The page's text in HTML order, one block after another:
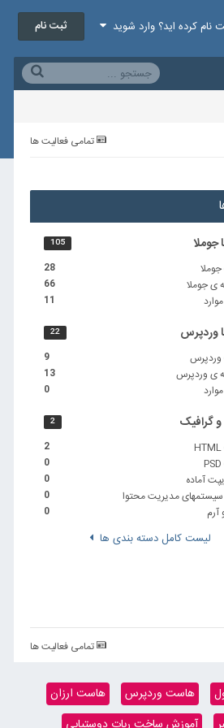
نام کرده اید؟ وارد شوید ثبت نام
تمامی فعالیت ها
105 جوملا
28
66 ی جوملا
11
22 وردپرس
9 وردپرس
13 ی وردپرس
0
2 گرافیک
2
0
0 آماده
0 سیستمهای مدیریت محتوا
0 آرم
لیست کامل دسته بندی ها
تمامی فعالیت ها
هاست وردپرس
هاست ارزان